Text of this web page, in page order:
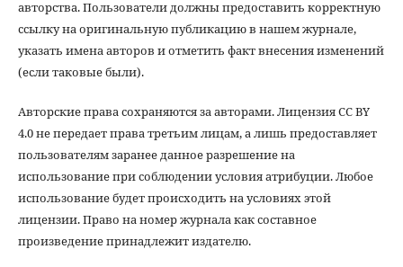
авторства. Пользователи должны предоставить корректную
ссылку на оригинальную публикацию в нашем журнале,
указать имена авторов и отметить факт внесения изменений
(если таковые были).
Авторские права сохраняются за авторами. Лицензия CC BY
4.0 не передает права третьим лицам, а лишь предоставляет
пользователям заранее данное разрешение на
использование при соблюдении условия атрибуции. Любое
использование будет происходить на условиях этой
лицензии. Право на номер журнала как составное
произведение принадлежит издателю.